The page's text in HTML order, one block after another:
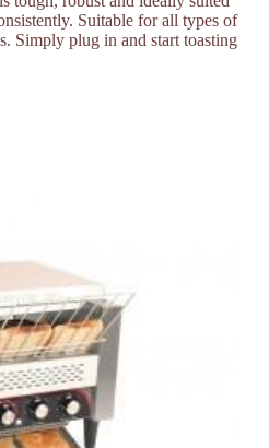
Suitable for all types of
Simply plug in and start toasting.”